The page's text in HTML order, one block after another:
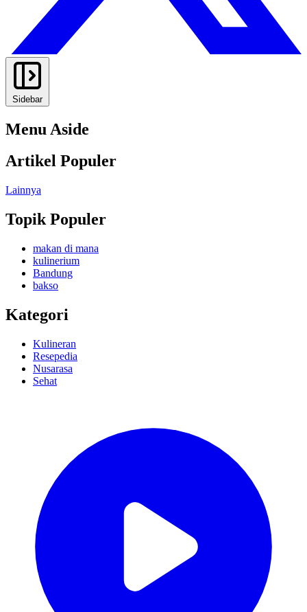
Sidebar
Menu Aside
Artikel Populer
Lainnya
Topik Populer
makan di mana
kulinerium
Bandung
bakso
Kategori
Kulineran
Resepedia
Nusarasa
Sehat